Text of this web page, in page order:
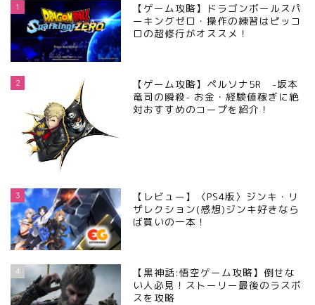
1
【ゲーム攻略】ドラゴンボールスパ
ーキングゼロ・操作の練習はピッコ
ロの超修行がオススメ！
2
【ゲーム攻略】ペルソナ5R -坂本
竜司の瞬殺- お金・経験値稼ぎに絶
対おすすめのコープを紹介！
3
【レビュー】〈PS4版〉ジンキ・リ
ザレクション(感想)ジンキ好きなら
ば買いの一本！
4
【黒神話:悟空ゲーム攻略】倒せな
い人必見！ストーリー最後のラスボ
スを攻略